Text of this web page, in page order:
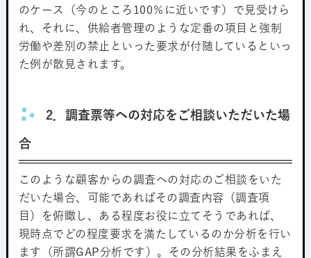
のケース（今のところ100％に近いです）で見受けら
れ、それに、供給者管理のような定番の項目と強制
労働や差別の禁止といった要求が付随しているといっ
た例が散見されます。
2．調査票等への対応をご相談いただいた場
合
このような顧客からの調査への対応のご相談をいた
だいた場合、可能であればその調査内容（調査項
目）を俯瞰し、ある程度お役に立てそうであれば、
現時点でどの程度要求を満たしているのか分析を行い
ます（所謂GAP分析です）。その分析結果をふまえ